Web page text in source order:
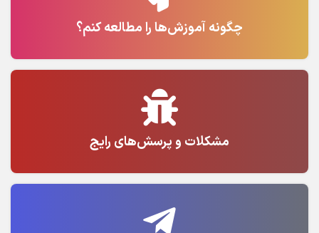
چگونه آموزش‌ها را مطالعه کنم؟
مشکلات و پرسش‌های رایج